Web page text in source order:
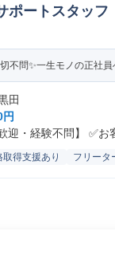
ポートスタッフ
不問✨一生モノの正社員
田
・経験不問】 ✅お
取得支援あり フリータ